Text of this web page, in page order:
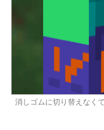
消しゴムに切り替えなく